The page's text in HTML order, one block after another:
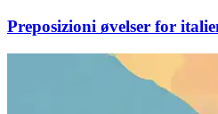
Preposizioni øvelser for